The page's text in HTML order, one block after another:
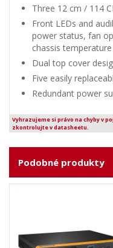
Three 12 cm / 114
Front LEDs and
power status, fan
chassis
Dual top cover
Five easily
Redundant power
Vyhrazujeme si právo na chyby v
zkontrolujte v datasheetu.
Podobné produkty